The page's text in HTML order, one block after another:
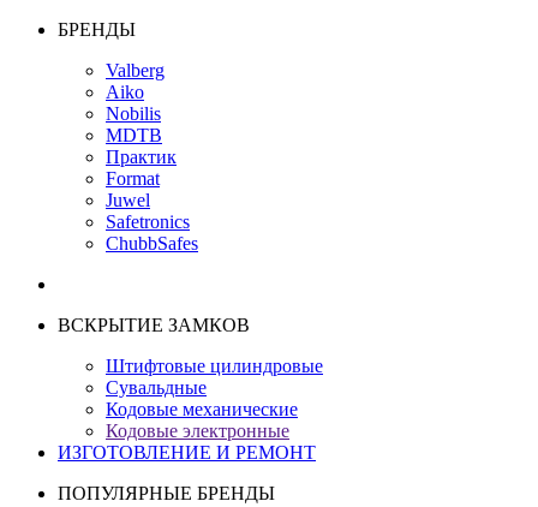
БРЕНДЫ
Valberg
Aiko
Nobilis
MDTB
Практик
Format
Juwel
Safetronics
ChubbSafes
ВСКРЫТИЕ ЗАМКОВ
Штифтовые цилиндровые
Сувальдные
Кодовые механические
Кодовые электронные
ИЗГОТОВЛЕНИЕ И РЕМОНТ
ПОПУЛЯРНЫЕ БРЕНДЫ